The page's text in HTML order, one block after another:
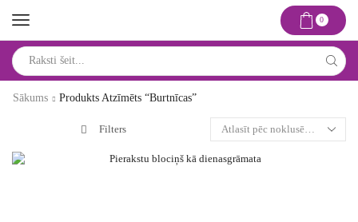
0
input
Sākums
Produkts Atzīmēts “burtnīcas”
Filters